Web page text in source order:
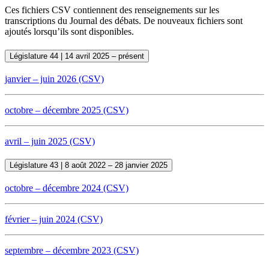
Ces fichiers CSV contiennent des renseignements sur les
transcriptions du Journal des débats. De nouveaux fichiers sont
ajoutés lorsqu’ils sont disponibles.
Législature 44 | 14 avril 2025 – présent
janvier – juin 2026 (CSV)
octobre – décembre 2025 (CSV)
avril – juin 2025 (CSV)
Législature 43 | 8 août 2022 – 28 janvier 2025
octobre – décembre 2024 (CSV)
février – juin 2024 (CSV)
septembre – décembre 2023 (CSV)